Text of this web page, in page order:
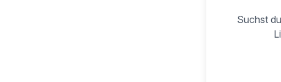
Suchst